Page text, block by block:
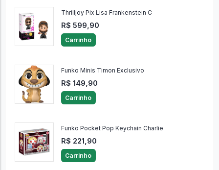
Thrilljoy Pix Lisa Frankenstein C
R$ 599,90
Carrinho
Funko Minis Timon Exclusivo
R$ 149,90
Carrinho
Funko Pocket Pop Keychain Charlie
R$ 221,90
Carrinho